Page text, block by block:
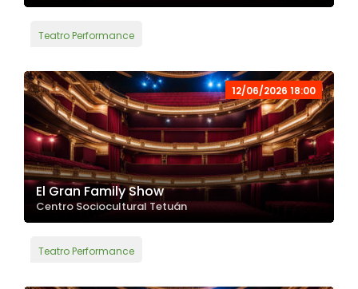
Teatro Performance
12/06/2026 18:00
El Gran Family Show
Centro Sociocultural Tetuán
Teatro Performance